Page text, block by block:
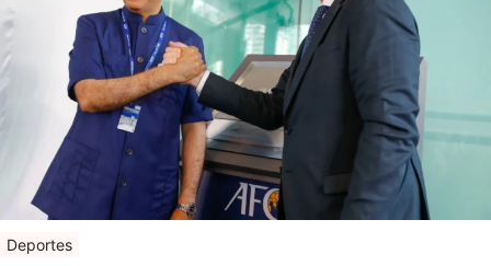
Deportes